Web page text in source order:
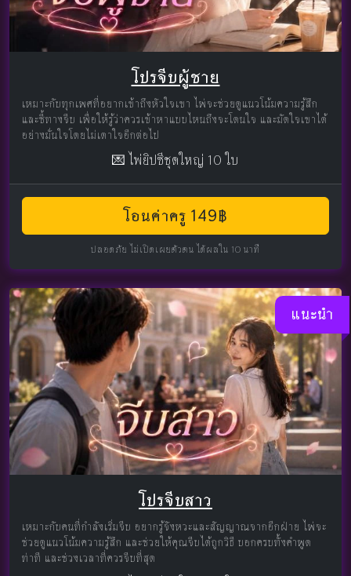
โปรจีบผู้ชาย
เหมาะกับทุกเพศที่อยากเข้าถึงหัวใจเขา ไพ่จะช่วยดูแนวโน้มความรู้สึก
และชี้ทางจีบ เพื่อให้รู้ว่าควรเข้าหาแบบไหนถึงจะโดนใจ และมัดใจเขาได้
อย่างมั่นใจโดยไม่เดาใจอีกต่อไป
💌 ไพ่ยิปซีชุดใหญ่ 10 ใบ
โอนค่าครู 149฿
ปลอดภัย ไม่เปิดเผยตัวตน ได้ผลใน 10 นาที
แนะนำ
โปรจีบสาว
เหมาะกับคนที่กำลังเริ่มจีบ อยากรู้จังหวะและสัญญาณจากอีกฝ่าย ไพ่จะ
ช่วยดูแนวโน้มความรู้สึก และช่วยให้คุณจีบได้ถูกวิธี บอกครบทั้งคำพูด
ท่าที และช่วงเวลาที่ควรจีบที่สุด